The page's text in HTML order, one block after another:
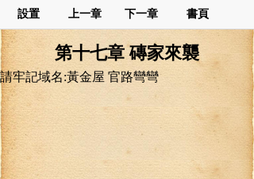
設置 上一章 下一章 書頁
第十七章 磚家來襲
請牢記域名:黃金屋 官路彎彎